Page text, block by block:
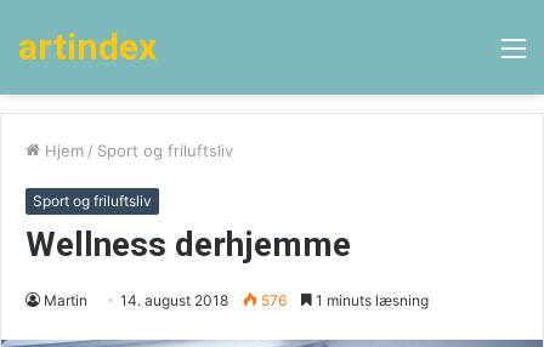
artindex
Hjem / Sport og friluftsliv
Sport og friluftsliv
Wellness derhjemme
Martin 14. august 2018 576 1 minuts læsning